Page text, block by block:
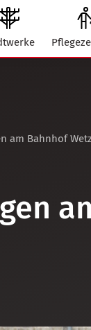
am Bahnhof